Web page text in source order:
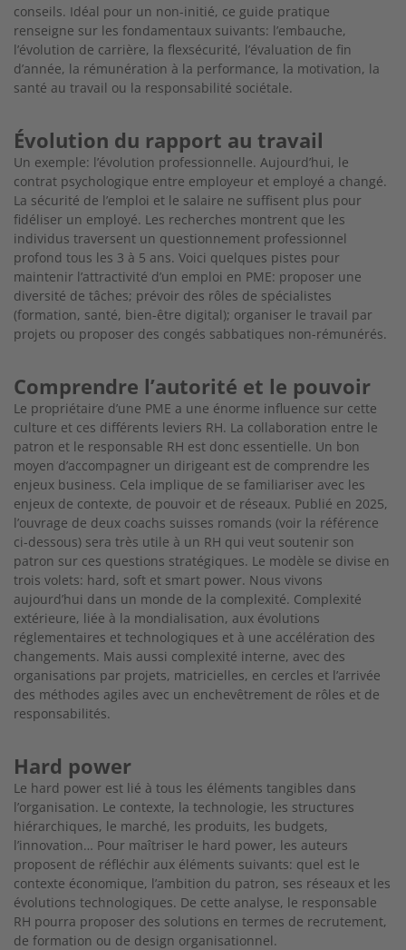
conseils. Idéal pour un non-initié, ce guide pratique
renseigne sur les fondamentaux suivants: l’embauche,
l’évolution de carrière, la flexsécurité, l’évaluation de fin
d’année, la rémunération à la performance, la motivation, la
santé au travail ou la responsabilité sociétale.
Évolution du rapport au travail
Un exemple: l’évolution professionnelle. Aujourd’hui, le
contrat psychologique entre employeur et employé a changé.
La sécurité de l’emploi et le salaire ne suffisent plus pour
fidéliser un employé. Les recherches montrent que les
individus traversent un questionnement professionnel
profond tous les 3 à 5 ans. Voici quelques pistes pour
maintenir l’attractivité d’un emploi en PME: proposer une
diversité de tâches; prévoir des rôles de spécialistes
(formation, santé, bien-être digital); organiser le travail par
projets ou proposer des congés sabbatiques non-rémunérés.
Comprendre l’autorité et le pouvoir
Le propriétaire d’une PME a une énorme influence sur cette
culture et ces différents leviers RH. La collaboration entre le
patron et le responsable RH est donc essentielle. Un bon
moyen d’accompagner un dirigeant est de comprendre les
enjeux business. Cela implique de se familiariser avec les
enjeux de contexte, de pouvoir et de réseaux. Publié en 2025,
l’ouvrage de deux coachs suisses romands (voir la référence
ci-dessous) sera très utile à un RH qui veut soutenir son
patron sur ces questions stratégiques. Le modèle se divise en
trois volets: hard, soft et smart power. Nous vivons
aujourd’hui dans un monde de la complexité. Complexité
extérieure, liée à la mondialisation, aux évolutions
réglementaires et technologiques et à une accélération des
changements. Mais aussi complexité interne, avec des
organisations par projets, matricielles, en cercles et l’arrivée
des méthodes agiles avec un enchevêtrement de rôles et de
responsabilités.
Hard power
Le hard power est lié à tous les éléments tangibles dans
l’organisation. Le contexte, la technologie, les structures
hiérarchiques, le marché, les produits, les budgets,
l’innovation… Pour maîtriser le hard power, les auteurs
proposent de réfléchir aux éléments suivants: quel est le
contexte économique, l’ambition du patron, ses réseaux et les
évolutions technologiques. De cette analyse, le responsable
RH pourra proposer des solutions en termes de recrutement,
de formation ou de design organisationnel.